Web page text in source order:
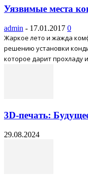
Уязвимые места
admin - 17.01.2017 0
Жаркое лето и жажда
решению установки
которое дарит прохладу
3D-печать:
29.08.2024